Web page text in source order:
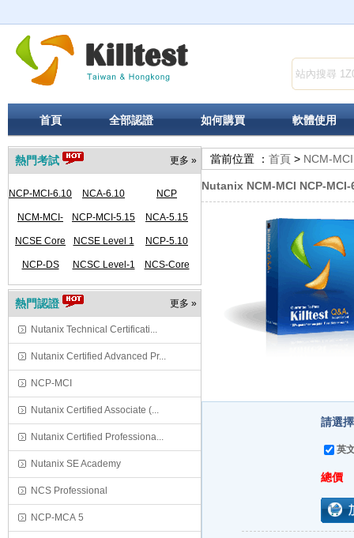
首頁 全部認證 如何購買 軟體使用
更多 »
熱門考試
NCP-MCI-6.10 NCA-6.10 NCP
NCM-MCI-
5.15
NCP-MCI-5.15 NCA-5.15
NCSE Core NCSE Level 1 NCP-5.10
NCP-DS NCSC Level-1 NCS-Core
更多 »
熱門認證
Nutanix Technical Certificati...
Nutanix Certified Advanced Pr...
NCP-MCI
Nutanix Certified Associate (...
Nutanix Certified Professiona...
Nutanix SE Academy
NCS Professional
NCP-MCA 5
當前位置 ： 首頁 > NCM-MCI
Nutanix NCM-MCI NCP-MCI-
請選
英
總價